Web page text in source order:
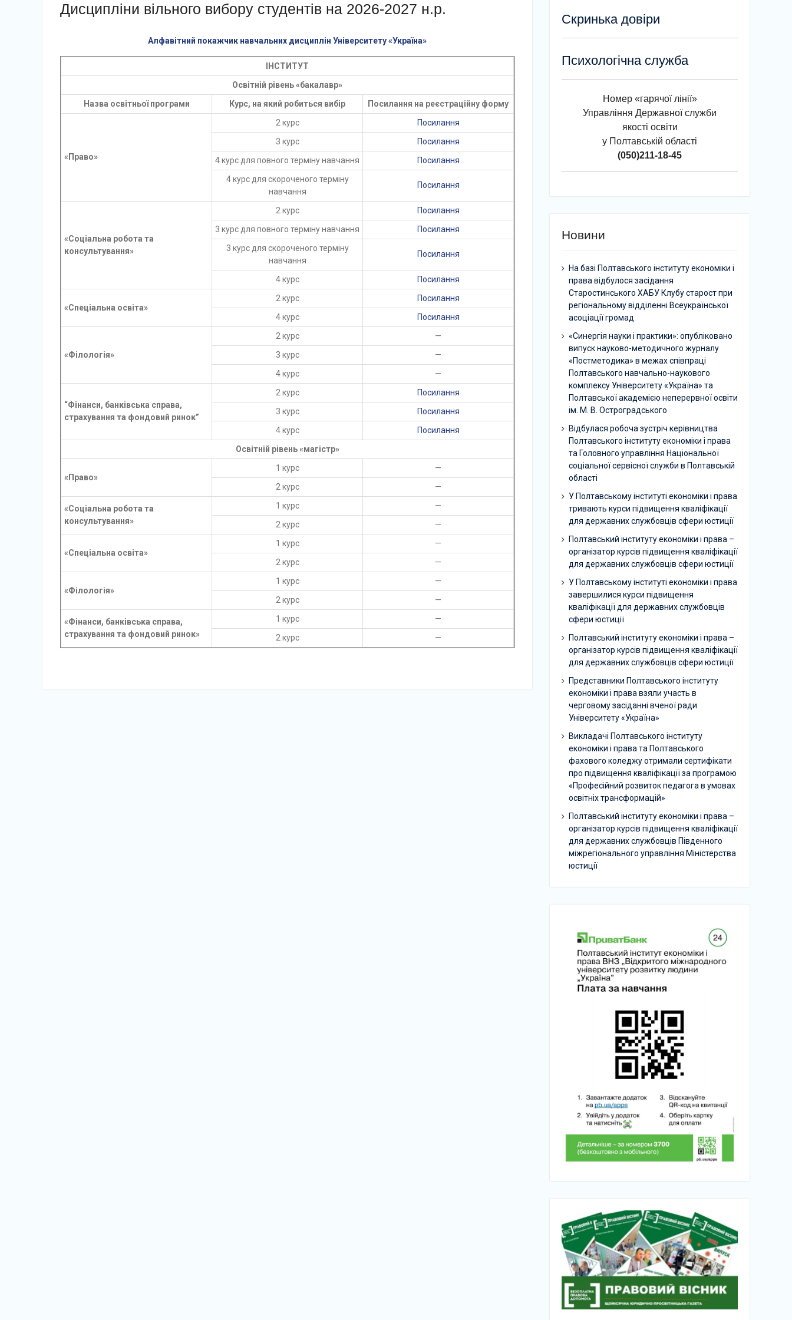
Дисципліни вільного вибору студентів на 2026-2027 н.р.
Алфавітний покажчик навчальних дисциплін Університету «Україна»
ІНСТИТУТ
Освітній рівень «бакалавр»
Назва освітньої програми
Курс, на який робиться вибір Посилання на реєстраційну форму
«Право»
2 курс
Посилання
3 курс
Посилання
4 курс для повного терміну навчання
Посилання
4 курс для скороченого терміну
навчання
Посилання
«Соціальна робота та
консультування»
2 курс
Посилання
3 курс для повного терміну навчання
Посилання
3 курс для скороченого терміну
навчання
Посилання
4 курс Посилання
«Спеціальна освіта»
2 курс
Посилання
4 курс
Посилання
«Філологія»
2 курс
—
3 курс
—
4 курс
—
“Фінанси, банківська справа,
страхування та фондовий ринок”
2 курс
Посилання
3 курс
Посилання
4 курс
Посилання
Освітній рівень «магістр»
«Право»
1 курс
—
2 курс
—
«Соціальна робота та
консультування»
1 курс
—
2 курс
—
«Спеціальна освіта»
1 курс
—
2 курс
—
«Філологія»
1 курс
—
2 курс
—
«Фінанси, банківська справа,
страхування та фондовий ринок»
1 курс
—
2 курс
—
Скринька довіри
Психологічна служба
Номер «гарячої лінії»
Управління Державної служби
якості освіти
у Полтавській області
(050)211-18-45
Новини
На базі Полтавського інституту економіки і
права відбулося засідання
Старостинського ХАБУ Клубу старост при
регіональному відділенні Всеукраїнської
асоціації громад
«Синергія науки і практики»: опубліковано
випуск науково-методичного журналу
«Постметодика» в межах співпраці
Полтавського навчально-наукового
комплексу Університету «Україна» та
Полтавської академією неперервної освіти
ім. М. В. Остроградського
Відбулася робоча зустріч керівництва
Полтавського інституту економіки і права
та Головного управління Національної
соціальної сервісної служби в Полтавській
області
У Полтавському інституті економіки і права
тривають курси підвищення кваліфікації
для державних службовців сфери юстиції
Полтавський інституту економіки і права –
організатор курсів підвищення кваліфікації
для державних службовців сфери юстиції
У Полтавському інституті економіки і права
завершилися курси підвищення
кваліфікації для державних службовців
сфери юстиції
Полтавський інституту економіки і права –
організатор курсів підвищення кваліфікації
для державних службовців сфери юстиції
Представники Полтавського інституту
економіки і права взяли участь в
черговому засіданні вченої ради
Університету «Україна»
Викладачі Полтавського інституту
економіки і права та Полтавського
фахового коледжу отримали сертифікати
про підвищення кваліфікації за програмою
«Професійний розвиток педагога в умовах
освітніх трансформацій»
Полтавський інституту економіки і права –
організатор курсів підвищення кваліфікації
для державних службовців Південного
міжрегіонального управління Міністерства
юстиції